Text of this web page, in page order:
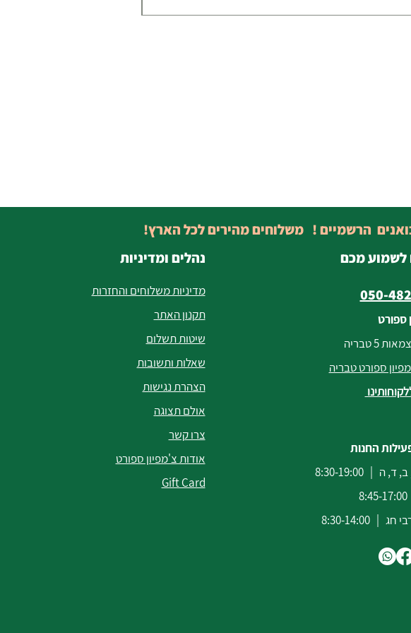
נהלים ומדיניות
מדיניות משלוחים והחזרות
תקנון האתר
שיטות תשלום
שאלות ותשובות
הצהרת נגישות
אולם תצוגה
צרו קשר
אודות צ'מפיון ספורט
Gift Card
לשמוע מכם
050-
ספורט
5 טבריה
ספורט טבריה
החנות
ה | 8:30-19:00
| 8:30-14:00
הרשמיים ! משלוחים מהירים לכל הארץ!